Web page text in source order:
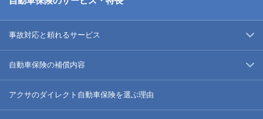
事故対応と頼れるサービス
自動車保険の補償内容
アクサのダイレクト自動車保険を選ぶ理由